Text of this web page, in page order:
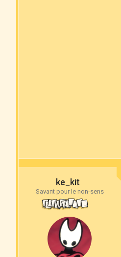
ke_kit
Savant pour le non-sens